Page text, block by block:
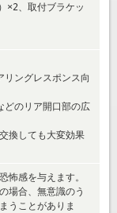
×2、取付ブラケッ
リングレスポンス向
どのリア開口部の広
換しても大変効果
怖感を与えます。
場合、無意識のう
うことがありま